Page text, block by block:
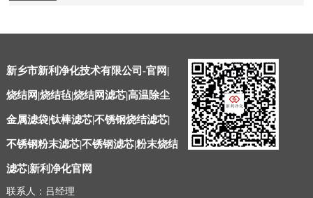
新乡市新利净化技术有限公司-官网|
烧结网|烧结毡|烧结网滤芯|高温除尘
金属滤袋|钛棒滤芯|不锈钢烧结滤芯|
不锈钢粉末滤芯|不锈钢滤芯|粉末烧结
滤芯|新利净化官网
联系人：吕经理